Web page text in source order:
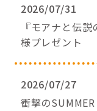
2026/07/31
『モアナと伝
様プレゼント
2026/07/27
衝撃のSUMMER